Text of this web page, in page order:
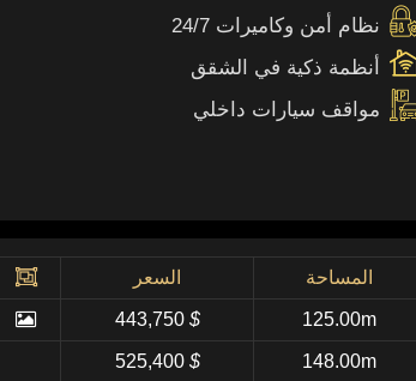
نظام أمن وكاميرات 24/7
أنظمة ذكية في الشقق
مواقف سيارات داخلي
المساحة السعر
125.00m
$
443,750
148.00m
$
525,400